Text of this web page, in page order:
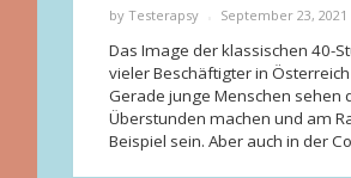
by Testerapsy September 23, 2021
Das Image der klassischen 40-
vieler Beschäftigter in
Gerade junge Menschen sehen
Überstunden machen und am
Beispiel sein. Aber auch in der